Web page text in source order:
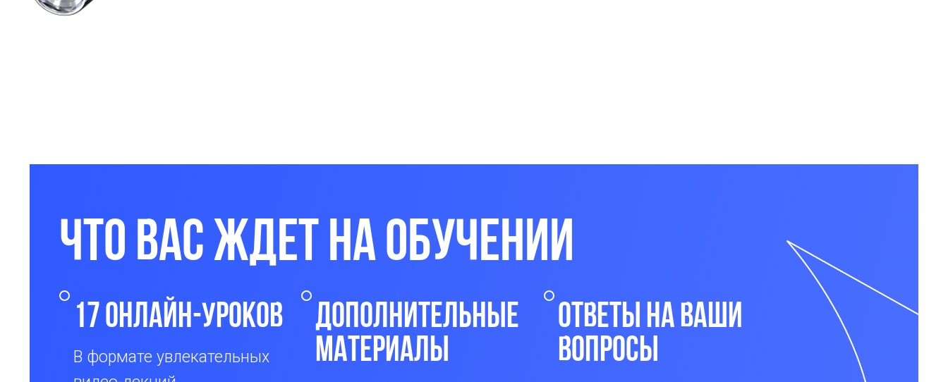
Что вас ждет на обучении
17 онлайн-уроков
В формате увлекательных
Дополнительные
материалы
Ответы на ваши
вопросы